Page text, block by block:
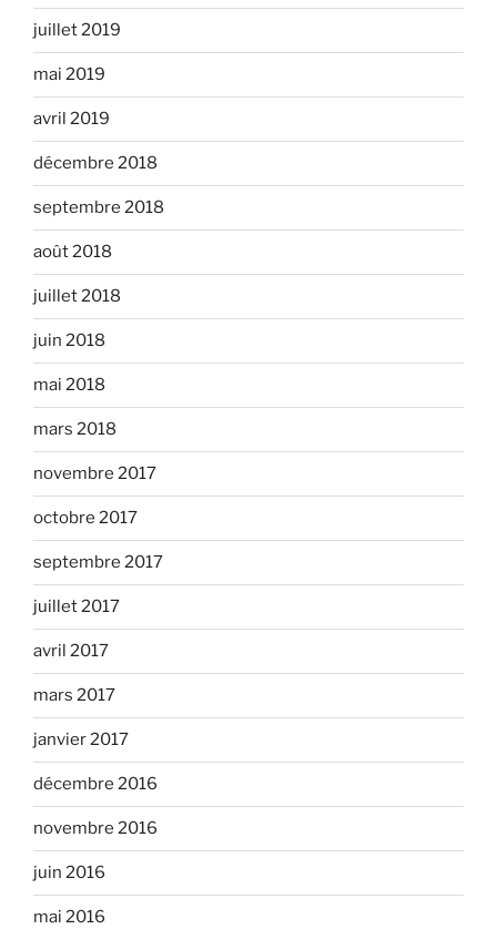
juillet 2019
mai 2019
avril 2019
décembre 2018
septembre 2018
août 2018
juillet 2018
juin 2018
mai 2018
mars 2018
novembre 2017
octobre 2017
septembre 2017
juillet 2017
avril 2017
mars 2017
janvier 2017
décembre 2016
novembre 2016
juin 2016
mai 2016